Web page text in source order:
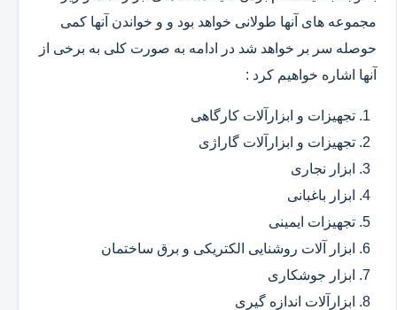
مجموعه های آنها طولانی خواهد بود و و خواندن آنها کمی
حوصله سر بر خواهد شد در ادامه به صورت کلی به برخی از
آنها اشاره خواهیم کرد :
تجهیزات و ابزارآلات کارگاهی
تجهیزات و ابزارآلات گاراژی
ابزار نجاری
ابزار باغبانی
تجهیزات ایمینی
ابزار آلات روشنایی الکتریکی و برق ساختمان
ابزار جوشکاری
ابزارآلات اندازه گیری